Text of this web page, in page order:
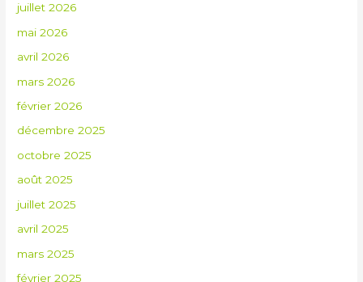
juillet 2026
mai 2026
avril 2026
mars 2026
février 2026
décembre 2025
octobre 2025
août 2025
juillet 2025
avril 2025
mars 2025
février 2025